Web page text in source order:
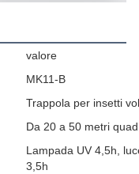
valore
MK11-B
Trappola per insetti
Da 20 a 50 metri
Lampada UV 4,5h,
3,5h